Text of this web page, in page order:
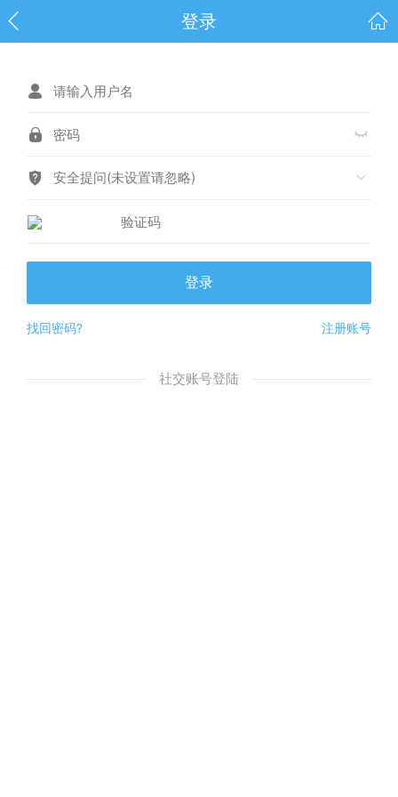
登录
安全提问(未设置请忽略)
登录
找回密码? 注册账号
社交账号登陆